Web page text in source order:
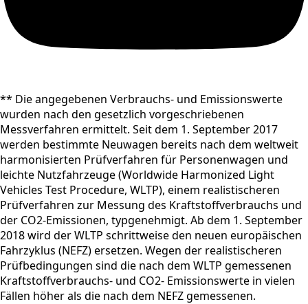
** Die angegebenen Verbrauchs- und Emissionswerte
wurden nach den gesetzlich vorgeschriebenen
Messverfahren ermittelt. Seit dem 1. September 2017
werden bestimmte Neuwagen bereits nach dem weltweit
harmonisierten Prüfverfahren für Personenwagen und
leichte Nutzfahrzeuge (Worldwide Harmonized Light
Vehicles Test Procedure, WLTP), einem realistischeren
Prüfverfahren zur Messung des Kraftstoffverbrauchs und
der CO2-Emissionen, typgenehmigt. Ab dem 1. September
2018 wird der WLTP schrittweise den neuen europäischen
Fahrzyklus (NEFZ) ersetzen. Wegen der realistischeren
Prüfbedingungen sind die nach dem WLTP gemessenen
Kraftstoffverbrauchs- und CO2- Emissionswerte in vielen
Fällen höher als die nach dem NEFZ gemessenen.